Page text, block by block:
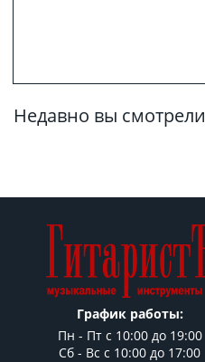
Недавно вы смотрели
График работы:
Пн - Пт c 10:00 до 19:00
Сб - Вс с 10:00 до 17:00